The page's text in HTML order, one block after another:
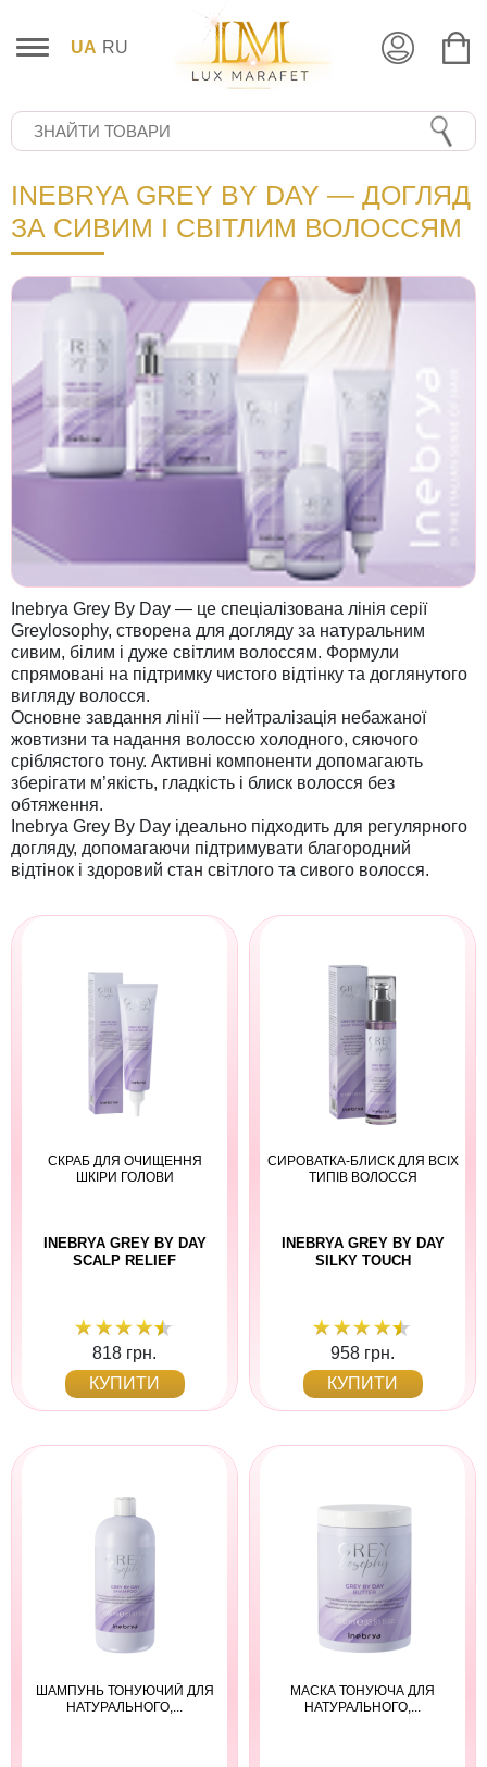
UA RU
INEBRYA GREY BY DAY — ДОГЛЯД
ЗА СИВИМ І СВІТЛИМ ВОЛОССЯМ
Inebrya Grey By Day — це спеціалізована лінія серії
Greylosophy, створена для догляду за натуральним
сивим, білим і дуже світлим волоссям. Формули
спрямовані на підтримку чистого відтінку та доглянутого
вигляду волосся.
Основне завдання лінії — нейтралізація небажаної
жовтизни та надання волоссю холодного, сяючого
сріблястого тону. Активні компоненти допомагають
зберігати м’якість, гладкість і блиск волосся без
обтяження.
Inebrya Grey By Day ідеально підходить для регулярного
догляду, допомагаючи підтримувати благородний
відтінок і здоровий стан світлого та сивого волосся.
СКРАБ ДЛЯ ОЧИЩЕННЯ
ШКІРИ ГОЛОВИ
INEBRYA GREY BY DAY
SCALP RELIEF
818 грн.
КУПИТИ
СИРОВАТКА-БЛИСК ДЛЯ ВСІХ
ТИПІВ ВОЛОССЯ
INEBRYA GREY BY DAY
SILKY TOUCH
958 грн.
КУПИТИ
ШАМПУНЬ ТОНУЮЧИЙ ДЛЯ
НАТУРАЛЬНОГО,...
МАСКА ТОНУЮЧА ДЛЯ
НАТУРАЛЬНОГО,...